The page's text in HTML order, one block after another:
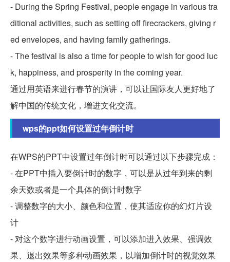
- During the Spring Festival, people engage in various tra
ditional activities, such as setting off firecrackers, giving r
ed envelopes, and having family gatherings.
- The festival is also a time for people to wish for good luc
k, happiness, and prosperity in the coming year.
通过用英语来进行春节的演讲，可以让国际友人更好地了
解中国的传统文化，增进文化交流。
wps的ppt如何设置过年倒计时
在WPS的PPT中设置过年倒计时可以通过以下步骤完成：
- 在PPT中插入要倒计时的数字，可以是从过年到来的剩
余天数或者是一个具体的倒计时数字
- 调整数字的大小、颜色和位置，使其适应你的幻灯片设
计
- 对这个数字进行动画设置，可以添加进入效果、强调效
果、退出效果等多种动画效果，以增加倒计时的视觉效果